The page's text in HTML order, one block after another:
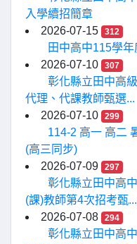
入學續招簡章
2026-07-15
312
田中高中115學
2026-07-10
307
彰化縣立田中高
代理、代課教師甄選...
2026-07-10
299
114-2 高一 高二
(高三同步)
2026-07-09
297
彰化縣立田中高
(課)教師第4次招考甄...
2026-07-08
294
彰化縣立田中高